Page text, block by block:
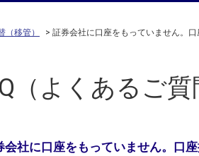
（移管） > 証券会社に口座をもっていません。
（よくあるご質
会社に口座をもっていません。口